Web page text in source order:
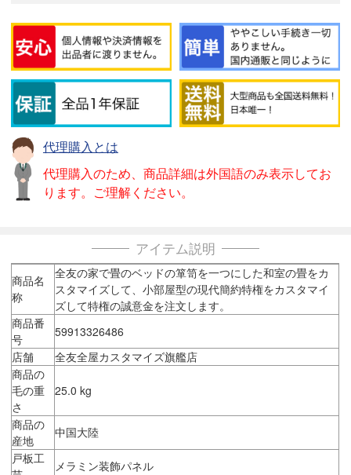
代理購入とは
代理購入のため、商品詳細は外国語のみ表示してお
ります。ご理解ください。
アイテム説明
商品名
称
全友の家で畳のベッドの箪笥を一つにした和室の畳をカ
スタマイズして、小部屋型の現代簡約特権をカスタマイ
ズして特権の誠意金を注文します。
商品番
号
59913326486
店舗
全友全屋カスタマイズ旗艦店
商品の
毛の重
さ
25.0 kg
商品の
産地
中国大陸
戸板工
メラミン装飾パネル